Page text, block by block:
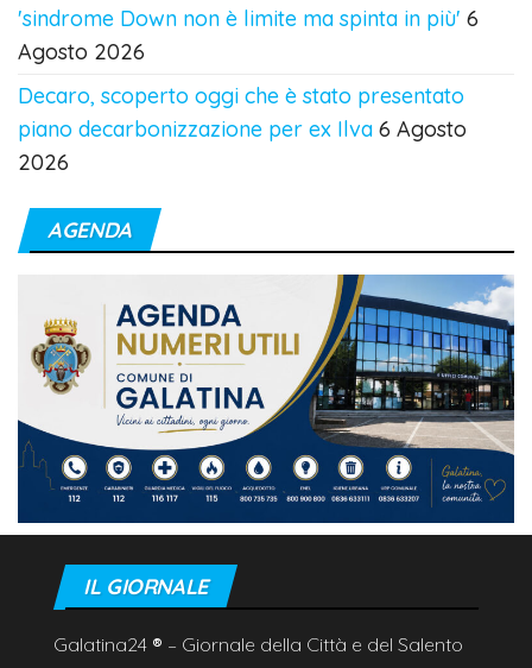
'sindrome Down non è limite ma spinta in più' 6
Agosto 2026
Decaro, scoperto oggi che è stato presentato
piano decarbonizzazione per ex Ilva 6 Agosto
2026
AGENDA
IL GIORNALE
Galatina24 ® – Giornale della Città e del Salento